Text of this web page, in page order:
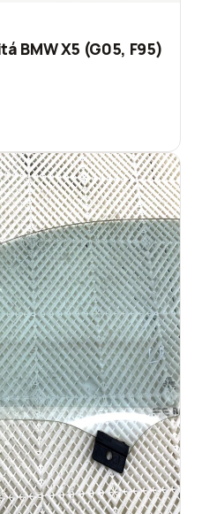
BMW X5 (G05, F95)